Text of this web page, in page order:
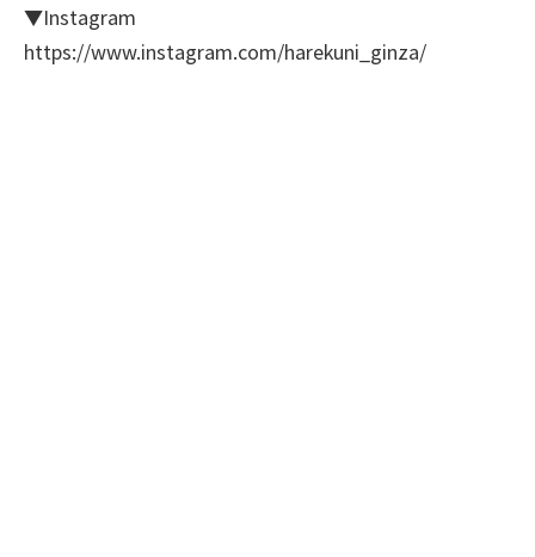
▼Instagram
https://www.instagram.com/harekuni_ginza/